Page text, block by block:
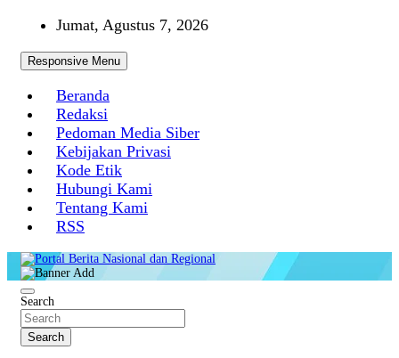
content
Jumat, Agustus 7, 2026
Responsive Menu
Beranda
Redaksi
Pedoman Media Siber
Kebijakan Privasi
Kode Etik
Hubungi Kami
Tentang Kami
RSS
Portal Berita Nasional dan Regional
Search
Search